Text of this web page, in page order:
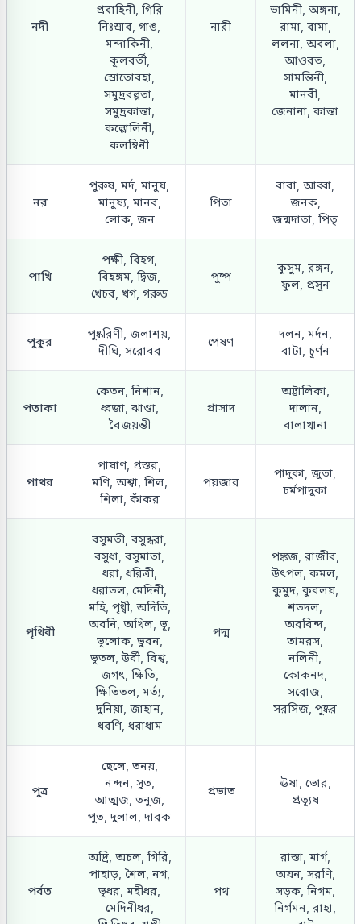
নদী
প্রবাহিনী, গিরি
নিঃস্রাব, গাঙ,
মন্দাকিনী,
কূলবর্তী,
স্রোতোবহা,
সমুদ্রবল্পতা,
সমুদ্রকান্তা,
কল্লোলিনী,
কলম্বিনী
নারী
ভামিনী, অঙ্গনা,
রামা, বামা,
ললনা, অবলা,
আওরত,
সামন্তিনী,
মানবী,
জেনানা, কান্তা
নর
পুরুষ, মর্দ, মানুষ,
মানুষ্য, মানব,
লোক, জন
পিতা
বাবা, আব্বা,
জনক,
জন্মদাতা, পিতৃ
পাখি
পক্ষী, বিহগ,
বিহঙ্গম, দ্বিজ,
খেচর, খগ, গরুড়
পুষ্প
কুসুম, রঙ্গন,
ফুল, প্রসূন
পুকুর
পুষ্করিণী, জলাশয়,
দীঘি, সরোবর
পেষণ
দলন, মর্দন,
বাটা, চূর্ণন
পতাকা
কেতন, নিশান,
ধ্বজা, ঝাণ্ডা,
বৈজয়ন্তী
প্রাসাদ
অট্টালিকা,
দালান,
বালাখানা
পাথর
পাষাণ, প্রস্তর,
মণি, অশ্বা, শিল,
শিলা, কাঁকর
পয়জার
পাদুকা, জুতা,
চর্মপাদুকা
পৃথিবী
বসুমতী, বসুন্ধরা,
বসুধা, বসুমাতা,
ধরা, ধরিত্রী,
ধরাতল, মেদিনী,
মহি, পৃথ্বী, অদিতি,
অবনি, অখিল, ভূ,
ভূলোক, ভুবন,
ভূতল, উর্বী, বিশ্ব,
জগৎ, ক্ষিতি,
ক্ষিতিতল, মর্ত্য,
দুনিয়া, জাহান,
ধরণি, ধরাধাম
পদ্ম
পঙ্কজ, রাজীব,
উৎপল, কমল,
কুমুদ, কুবলয়,
শতদল,
অরবিন্দ,
তামরস,
নলিনী,
কোকনদ,
সরোজ,
সরসিজ, পুষ্কর
পুত্র
ছেলে, তনয়,
নন্দন, সুত,
আত্মজ, তনুজ,
পুত, দুলাল, দারক
প্রভাত
ঊষা, ভোর,
প্রত্যূষ
পর্বত
অদ্রি, অচল, গিরি,
পাহাড়, শৈল, নগ,
ভূধর, মহীধর,
মেদিনীধর,
পথ
রাস্তা, মার্গ,
অয়ন, সরণি,
সড়ক, নিগম,
নির্গমন, রাহা,